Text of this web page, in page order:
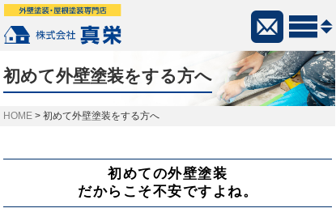
初めて外壁塗装をする方へ
>初めて外壁塗装をする方へ
初めての外壁塗装
だからこそ不安ですよね。